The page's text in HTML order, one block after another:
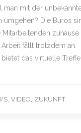
man mit der
umgehen? Die Büros
Mitarbeitenden zuhause
fällt trotzdem an.
bietet das virtuelle
VIDEO ZUKUNFT